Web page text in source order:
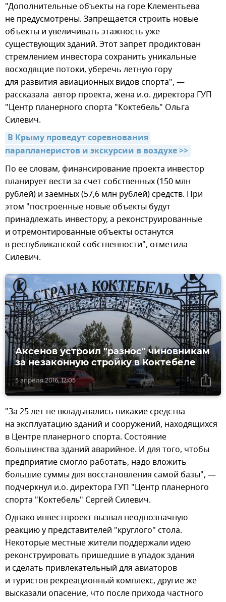
"Дополнительные объекты на горе Клементьева
не предусмотрены. Запрещается строить новые
объекты и увеличивать этажность уже
существующих зданий. Этот запрет продиктован
стремлением инвестора сохранить уникальные
восходящие потоки, уберечь летную гору
для развития авиационных видов спорта", —
рассказала автор проекта, жена и.о. директора ГУП
"Центр планерного спорта "Коктебель" Ольга
Силевич.
В Крыму проведут соревнования
парапланеристов и экскурсии в воздухе >>
По ее словам, финансирование проекта инвестор
планирует вести за счет собственных (150 млн
рублей) и заемных (57,6 млн рублей) средств. При
этом "построенные новые объекты будут
принадлежать инвестору, а реконструированные
и отремонтированные объекты останутся
в республиканской собственности", отметила
Силевич.
5 апреля 2016, 12:05
Аксенов устроил "разнос" чиновникам
за незаконную стройку в Коктебеле
"За 25 лет не вкладывались никакие средства
на эксплуатацию зданий и сооружений, находящихся
в Центре планерного спорта. Состояние
большинства зданий аварийное. И для того, чтобы
предприятие смогло работать, надо вложить
большие суммы для восстановления самой базы", —
подчеркнул и.о. директора ГУП "Центр планерного
спорта "Коктебель" Сергей Силевич.
Однако инвестпроект вызвал неоднозначную
реакцию у представителей "круглого" стола.
Некоторые местные жители поддержали идею
реконструировать пришедшие в упадок здания
и сделать привлекательный для авиаторов
и туристов рекреационный комплекс, другие же
высказали опасение, что после прихода частного